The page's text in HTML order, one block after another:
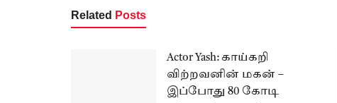
Related Posts
Actor Yash: காய்கறி
விற்றவனின் மகன் –
இப்போது 80 கோடி